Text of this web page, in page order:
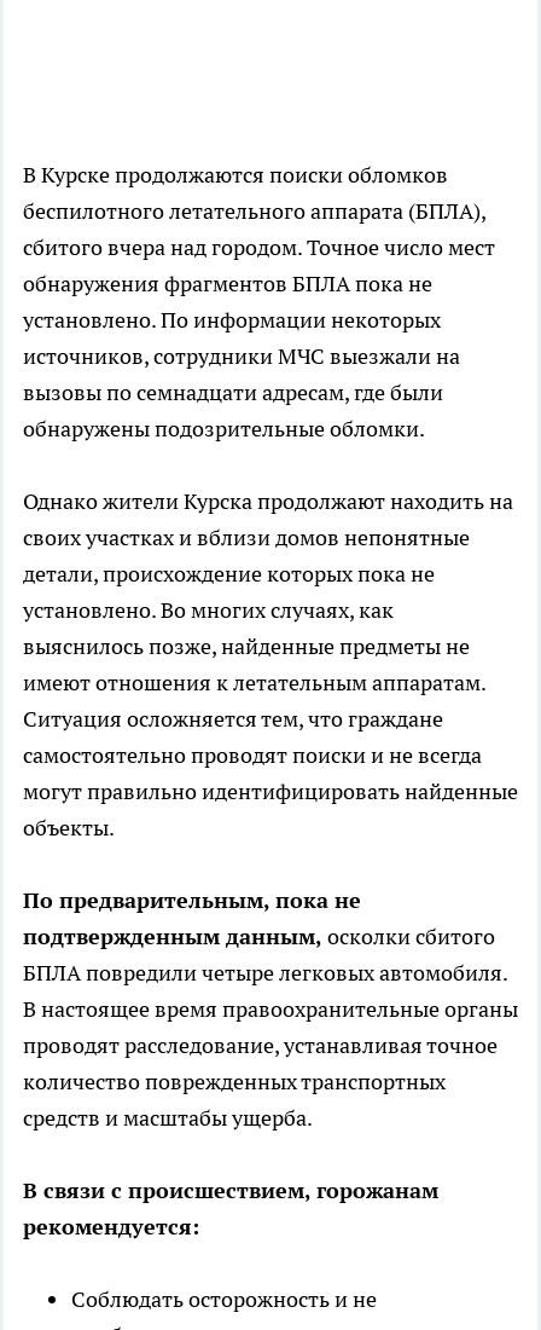
В Курске продолжаются поиски обломков
беспилотного летательного аппарата (БПЛА),
сбитого вчера над городом. Точное число мест
обнаружения фрагментов БПЛА пока не
установлено. По информации некоторых
источников, сотрудники МЧС выезжали на
вызовы по семнадцати адресам, где были
обнаружены подозрительные обломки.
Однако жители Курска продолжают находить на
своих участках и вблизи домов непонятные
детали, происхождение которых пока не
установлено. Во многих случаях, как
выяснилось позже, найденные предметы не
имеют отношения к летательным аппаратам.
Ситуация осложняется тем, что граждане
самостоятельно проводят поиски и не всегда
могут правильно идентифицировать найденные
объекты.
По предварительным, пока не
подтвержденным данным, осколки сбитого
БПЛА повредили четыре легковых автомобиля.
В настоящее время правоохранительные органы
проводят расследование, устанавливая точное
количество поврежденных транспортных
средств и масштабы ущерба.
В связи с происшествием, горожанам
рекомендуется:
Соблюдать осторожность и не